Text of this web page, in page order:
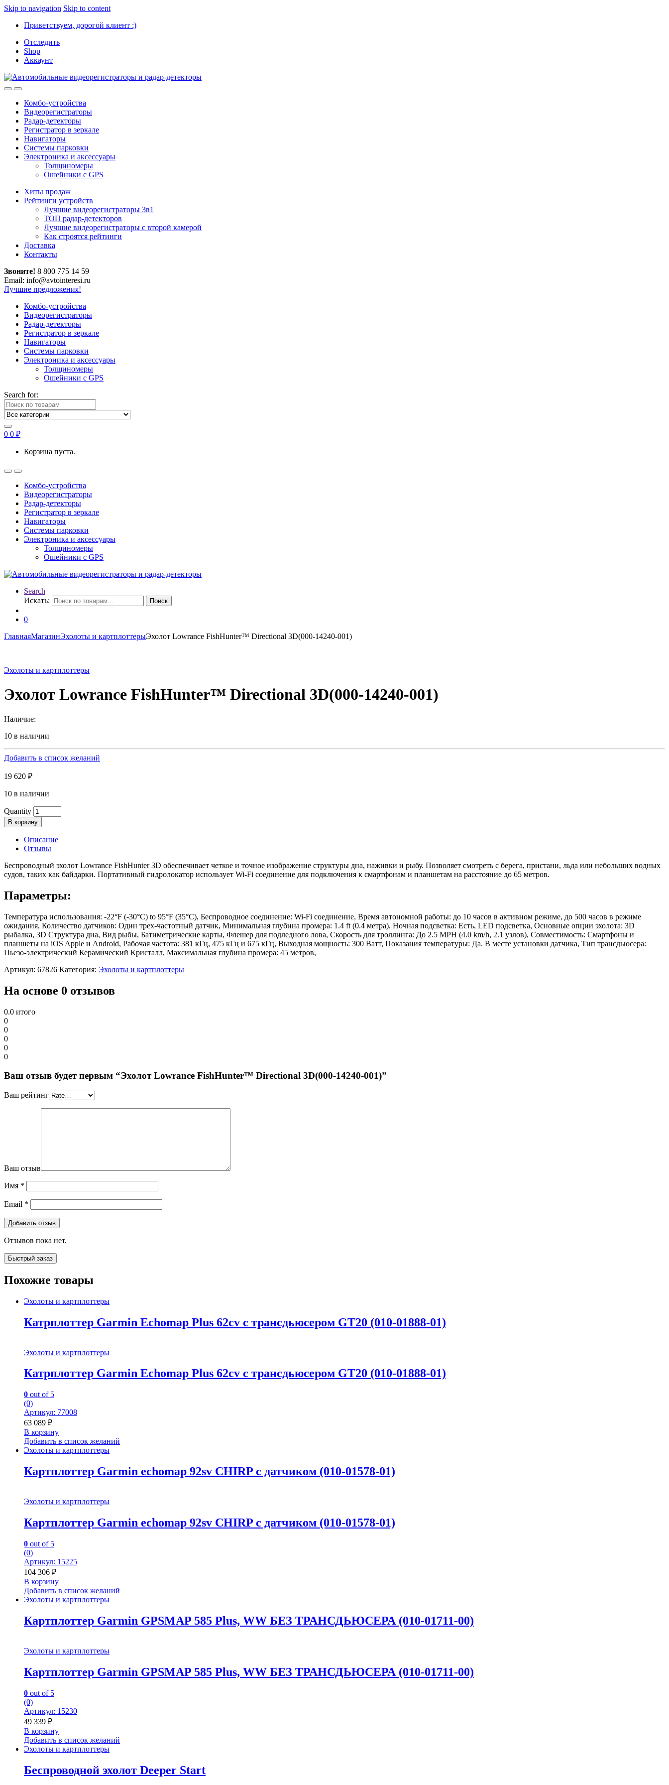
Skip to navigation Skip to content
Приветствуем, дорогой клиент :)
Отследить
Shop
Аккаунт
Комбо-устройства
Видеорегистраторы
Радар-детекторы
Регистратор в зеркале
Навигаторы
Системы парковки
Электроника и аксессуары
Толщиномеры
Ошейники с GPS
Хиты продаж
Рейтинги устройств
Лучшие видеорегистраторы 3в1
ТОП радар-детекторов
Лучшие видеорегистраторы с второй камерой
Как строятся рейтинги
Доставка
Контакты
Звоните! 8 800 775 14 59
Email: info@avtointeresi.ru
Лучшие предложения!
Комбо-устройства
Видеорегистраторы
Радар-детекторы
Регистратор в зеркале
Навигаторы
Системы парковки
Электроника и аксессуары
Толщиномеры
Ошейники с GPS
Search for:
0 0 ₽
Корзина пуста.
Комбо-устройства
Видеорегистраторы
Радар-детекторы
Регистратор в зеркале
Навигаторы
Системы парковки
Электроника и аксессуары
Толщиномеры
Ошейники с GPS
Search
Искать:
Поиск
0
ГлавнаяМагазинЭхолоты и картплоттерыЭхолот Lowrance FishHunter™ Directional 3D(000-14240-001)
Эхолоты и картплоттеры
Эхолот Lowrance FishHunter™ Directional 3D(000-14240-001)
Наличие:
10 в наличии
Добавить в список желаний
19 620 ₽
10 в наличии
Quantity
В корзину
Описание
Отзывы
Беспроводный эхолот Lowrance FishHunter 3D обеспечивает четкое и точное изображение структуры дна, наживки и рыбу. Позволяет смотреть с берега, пристани, льда или небольших водных
судов, таких как байдарки. Портативный гидролокатор использует Wi-Fi соединение для подключения к смартфонам и планшетам на расстояние до 65 метров.
Параметры:
Температура использования: -22°F (-30°C) to 95°F (35°C), Беспроводное соединение: Wi-Fi соединение, Время автономной работы: до 10 часов в активном режиме, до 500 часов в режиме
ожидания, Количество датчиков: Один трех-частотный датчик, Минимальная глубина промера: 1.4 ft (0.4 метра), Ночная подсветка: Есть, LED подсветка, Основные опции эхолота: 3D
рыбалка, 3D Структура дна, Вид рыбы, Батиметрические карты, Флешер для подледного лова, Скорость для троллинга: До 2.5 MPH (4.0 km/h, 2.1 узлов), Совместимость: Смартфоны и
планшеты на iOS Apple и Android, Рабочая частота: 381 кГц, 475 кГц и 675 кГц, Выходная мощность: 300 Ватт, Показания температуры: Да. В месте установки датчика, Тип трансдьюсера:
Пьезо-электрический Керамический Кристалл, Максимальная глубина промера: 45 метров,
Артикул: 67826 Категория: Эхолоты и картплоттеры
На основе 0 отзывов
0.0 итого
0
0
0
0
0
Ваш отзыв будет первым “Эхолот Lowrance FishHunter™ Directional 3D(000-14240-001)”
Ваш рейтинг
Ваш отзыв
Имя *
Email *
Отзывов пока нет.
Быстрый заказ
Похожие товары
Эхолоты и картплоттеры
Катрплоттер Garmin Echomap Plus 62cv с трансдьюсером GT20 (010-01888-01)
Эхолоты и картплоттеры
Катрплоттер Garmin Echomap Plus 62cv с трансдьюсером GT20 (010-01888-01)
0 out of 5
(0)
Артикул: 77008
63 089 ₽
В корзину
Добавить в список желаний
Эхолоты и картплоттеры
Картплоттер Garmin echomap 92sv CHIRP с датчиком (010-01578-01)
Эхолоты и картплоттеры
Картплоттер Garmin echomap 92sv CHIRP с датчиком (010-01578-01)
0 out of 5
(0)
Артикул: 15225
104 306 ₽
В корзину
Добавить в список желаний
Эхолоты и картплоттеры
Картплоттер Garmin GPSMAP 585 Plus, WW БЕЗ ТРАНСДЬЮСЕРА (010-01711-00)
Эхолоты и картплоттеры
Картплоттер Garmin GPSMAP 585 Plus, WW БЕЗ ТРАНСДЬЮСЕРА (010-01711-00)
0 out of 5
(0)
Артикул: 15230
49 339 ₽
В корзину
Добавить в список желаний
Эхолоты и картплоттеры
Беспроводной эхолот Deeper Start